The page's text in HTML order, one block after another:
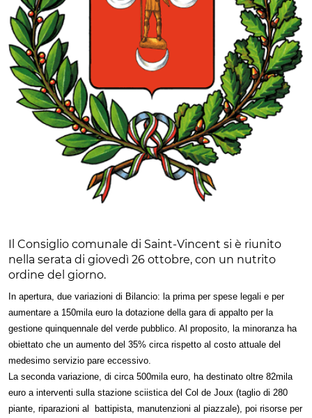
Il Consiglio comunale di Saint-Vincent si è riunito
nella serata di giovedì 26 ottobre, con un nutrito
ordine del giorno.
In apertura, due variazioni di Bilancio: la prima per spese legali e per
aumentare a 150mila euro la dotazione della gara di appalto per la
gestione quinquennale del verde pubblico. Al proposito, la minoranza ha
obiettato che un aumento del 35% circa rispetto al costo attuale del
medesimo servizio pare eccessivo.
La seconda variazione, di circa 500mila euro, ha destinato oltre 82mila
euro a interventi sulla stazione sciistica del Col de Joux (taglio di 280
piante, riparazioni al battipista, manutenzioni al piazzale), poi risorse per